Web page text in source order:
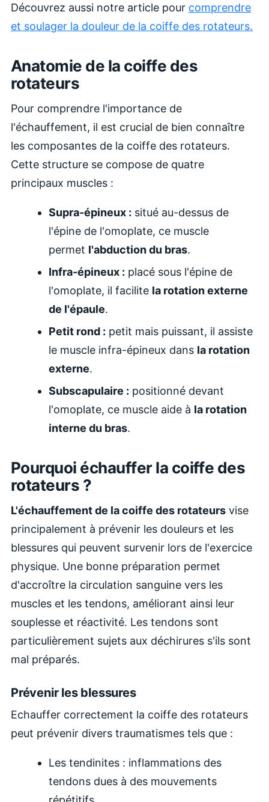
Découvrez aussi notre article pour comprendre
et soulager la douleur de la coiffe des rotateurs.
Anatomie de la coiffe des
rotateurs
Pour comprendre l'importance de
l'échauffement, il est crucial de bien connaître
les composantes de la coiffe des rotateurs.
Cette structure se compose de quatre
principaux muscles :
Supra-épineux : situé au-dessus de
l'épine de l'omoplate, ce muscle
permet l'abduction du bras.
Infra-épineux : placé sous l'épine de
l'omoplate, il facilite la rotation externe
de l'épaule.
Petit rond : petit mais puissant, il assiste
le muscle infra-épineux dans la rotation
externe.
Subscapulaire : positionné devant
l'omoplate, ce muscle aide à la rotation
interne du bras.
Pourquoi échauffer la coiffe des
rotateurs ?
L'échauffement de la coiffe des rotateurs vise
principalement à prévenir les douleurs et les
blessures qui peuvent survenir lors de l'exercice
physique. Une bonne préparation permet
d'accroître la circulation sanguine vers les
muscles et les tendons, améliorant ainsi leur
souplesse et réactivité. Les tendons sont
particulièrement sujets aux déchirures s'ils sont
mal préparés.
Prévenir les blessures
Echauffer correctement la coiffe des rotateurs
peut prévenir divers traumatismes tels que :
Les tendinites : inflammations des
tendons dues à des mouvements